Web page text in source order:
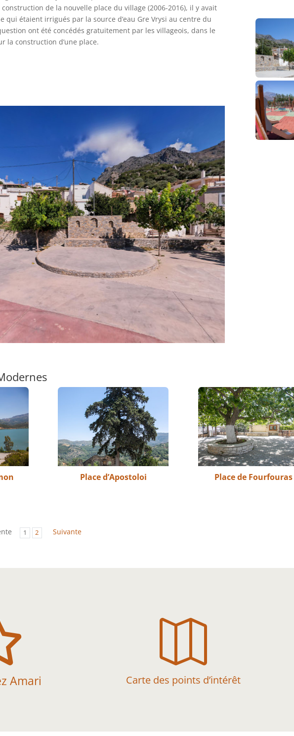
de la nouvelle place du village (2006-2016), il y avait
qui étaient irrigués par la source d’eau Gre Vrysi au centre du
ont été concédés gratuitement par les villageois, dans le
la construction d’une place.
Place d’Apostoloi Place de Fourfouras
1 2 Suivante
Amari

Carte des points d’intérêt